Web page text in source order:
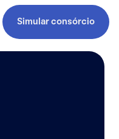
Simular consórcio